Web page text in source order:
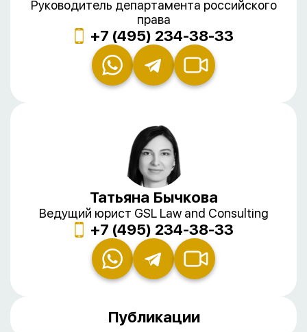
Руководитель департамента российского
права
+7 (495) 234-38-33
Татьяна Бычкова
Ведущий юрист GSL Law and Consulting
+7 (495) 234-38-33
Публикации